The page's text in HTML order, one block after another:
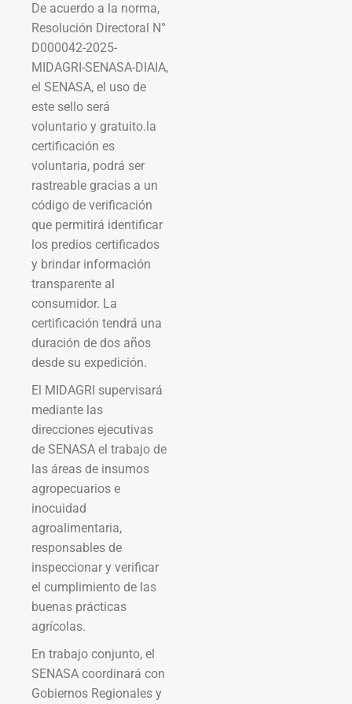
De acuerdo a la norma,
Resolución Directoral N°
D000042-2025-
MIDAGRI-SENASA-DIAIA,
el SENASA, el uso de
este sello será
voluntario y gratuito.la
certificación es
voluntaria, podrá ser
rastreable gracias a un
código de verificación
que permitirá identificar
los predios certificados
y brindar información
transparente al
consumidor. La
certificación tendrá una
duración de dos años
desde su expedición.
El MIDAGRI supervisará
mediante las
direcciones ejecutivas
de SENASA el trabajo de
las áreas de insumos
agropecuarios e
inocuidad
agroalimentaria,
responsables de
inspeccionar y verificar
el cumplimiento de las
buenas prácticas
agrícolas.
En trabajo conjunto, el
SENASA coordinará con
Gobiernos Regionales y